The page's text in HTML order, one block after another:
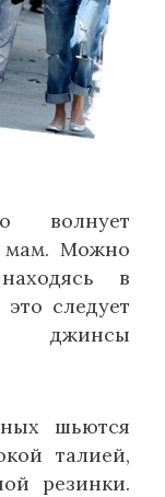
волнует
мам. Можно
в
следует
джинсы
шьются
талией,
резинки.